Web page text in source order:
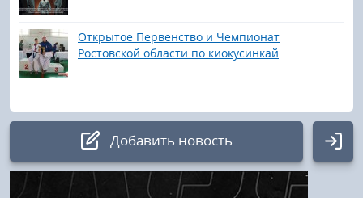
Открытое Первенство и Чемпионат
Ростовской области по киокусинкай
Добавить новость
Авторизация